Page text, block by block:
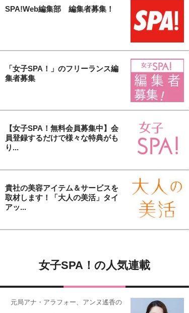
SPA!Web編集部 編集者募集！
「女子SPA！」のフリーランス編
集者募集
【女子SPA！無料会員募集中】会
員登録するだけで様々な特典がも
り...
貴社の美容アイテム＆サービスを
取材します！「大人の美活」タイ
アッ...
女子SPA！の人気連載
元局アナ・アラフォー、アンヌ遙香の